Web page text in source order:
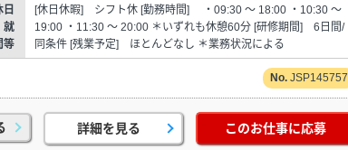
日
就
等
[休日休暇] シフト休 [勤務時間] ・09:30 ～ 18:00 ・10:30 ～
19:00 ・11:30 ～ 20:00 ＊いずれも休憩60分 [研修期間] 6日間/
同条件 [残業予定] ほとんどなし ＊業務状況による
JSP145757
詳細を見る このお仕事に応募